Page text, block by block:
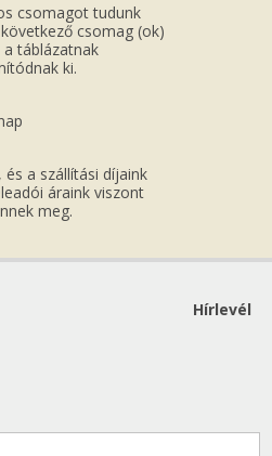
csomagot tudunk
csomag (ok)
táblázatnak
ki.
a szállítási díjaink
áraink viszont
meg.
Hírlevél